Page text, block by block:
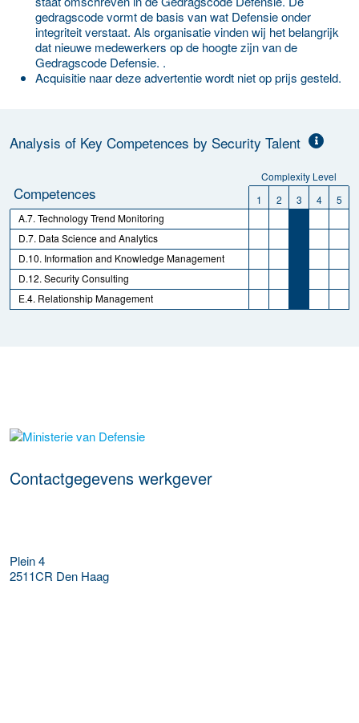
gedragscode vormt de basis van wat Defensie onder
integriteit verstaat. Als organisatie vinden wij het belangrijk
dat nieuwe medewerkers op de hoogte zijn van de
Gedragscode Defensie. .
Acquisitie naar deze advertentie wordt niet op prijs gesteld.
Analysis of Key Competences by Security Talent
Complexity Level
Competences 1 2 3 4
5
A.7. Technology Trend Monitoring
D.7. Data Science and Analytics
D.10. Information and Knowledge Management
D.12. Security Consulting
E.4. Relationship Management
Meer werkgever details
Contactgegevens werkgever
Plein 4
2511CR Den Haag